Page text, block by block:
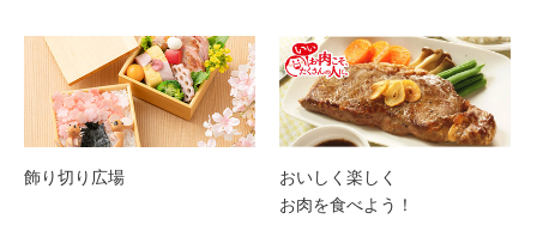
飾り切り広場
おいしく楽しく
お肉を食べよう！